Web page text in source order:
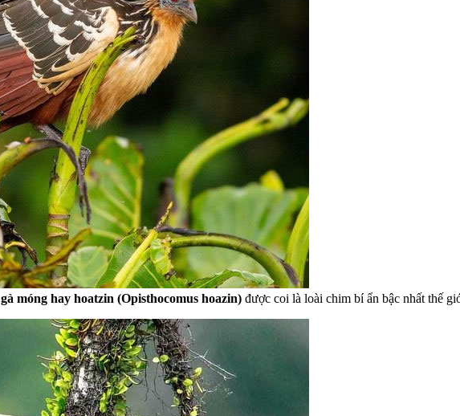
gà móng hay hoatzin (Opisthocomus hoazin) được coi là loài chim bí ẩn bậc nhất thế